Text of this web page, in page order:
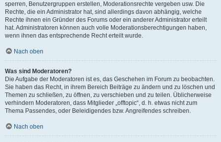
sperren, Benutzergruppen erstellen, Moderationsrechte vergeben usw. Die
Rechte, die ein Administrator hat, sind allerdings davon abhängig, welche
Rechte ihnen ein Gründer des Forums oder ein anderer Administrator erteilt
hat. Administratoren können auch volle Moderationsberechtigungen haben,
wenn ihnen das entsprechende Recht erteilt wurde.
Nach oben
Was sind Moderatoren?
Die Aufgabe der Moderatoren ist es, das Geschehen im Forum zu beobachten.
Sie haben das Recht, in ihrem Bereich Beiträge zu ändern und zu löschen und
Themen zu schließen, zu öffnen, zu verschieben und zu teilen. Üblicherweise
verhindern Moderatoren, dass Mitglieder „offtopic“, d. h. etwas nicht zum
Thema Passendes, oder Beleidigendes bzw. Angreifendes schreiben.
Nach oben